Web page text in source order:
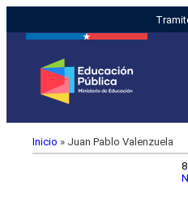
Inicio » Juan Pablo Valenzuela